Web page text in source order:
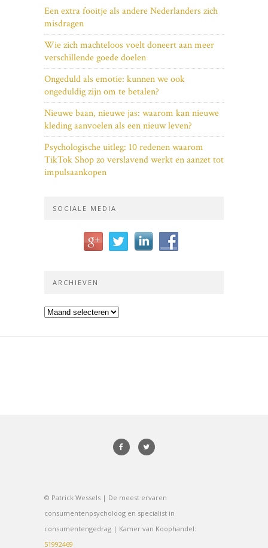
Een extra fooitje als andere Nederlanders zich
misdragen
Wie zich machteloos voelt doneert aan meer
verschillende goede doelen
Ongeduld als emotie: kunnen we ook
ongeduldig zijn om te betalen?
Nieuwe baan, nieuwe jas: waarom kan nieuwe
kleding aanvoelen als een nieuw leven?
Psychologische uitleg: 10 redenen waarom
TikTok Shop zo verslavend werkt en aanzet tot
impulsaankopen
SOCIALE MEDIA
ARCHIEVEN
Archieven
© Patrick Wessels | De meest ervaren
consumentenpsycholoog en specialist in
consumentengedrag | Kamer van Koophandel:
51992469